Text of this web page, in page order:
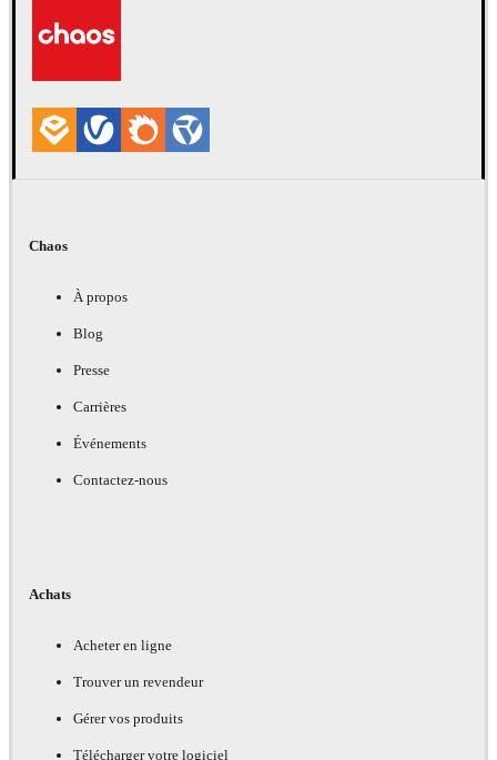
Chaos
À propos
Blog
Presse
Carrières
Événements
Contactez-nous
Achats
Acheter en ligne
Trouver un revendeur
Gérer vos produits
Télécharger votre logiciel